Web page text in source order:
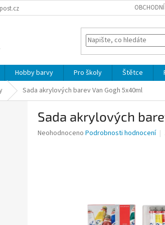
Hobby barvy Pro školy Štětce
Sada akrylových barev Van Gogh 5x40ml
Sada akrylových
Průměrné
Neohodnoceno Podrobnosti hodnocení